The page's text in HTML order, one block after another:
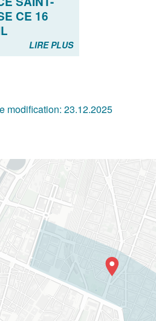
CE 16
LIRE PLUS
modification: 23.12.2025